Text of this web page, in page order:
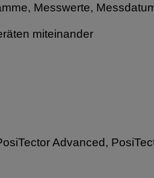
Messwerte,
miteinander
Advanced,